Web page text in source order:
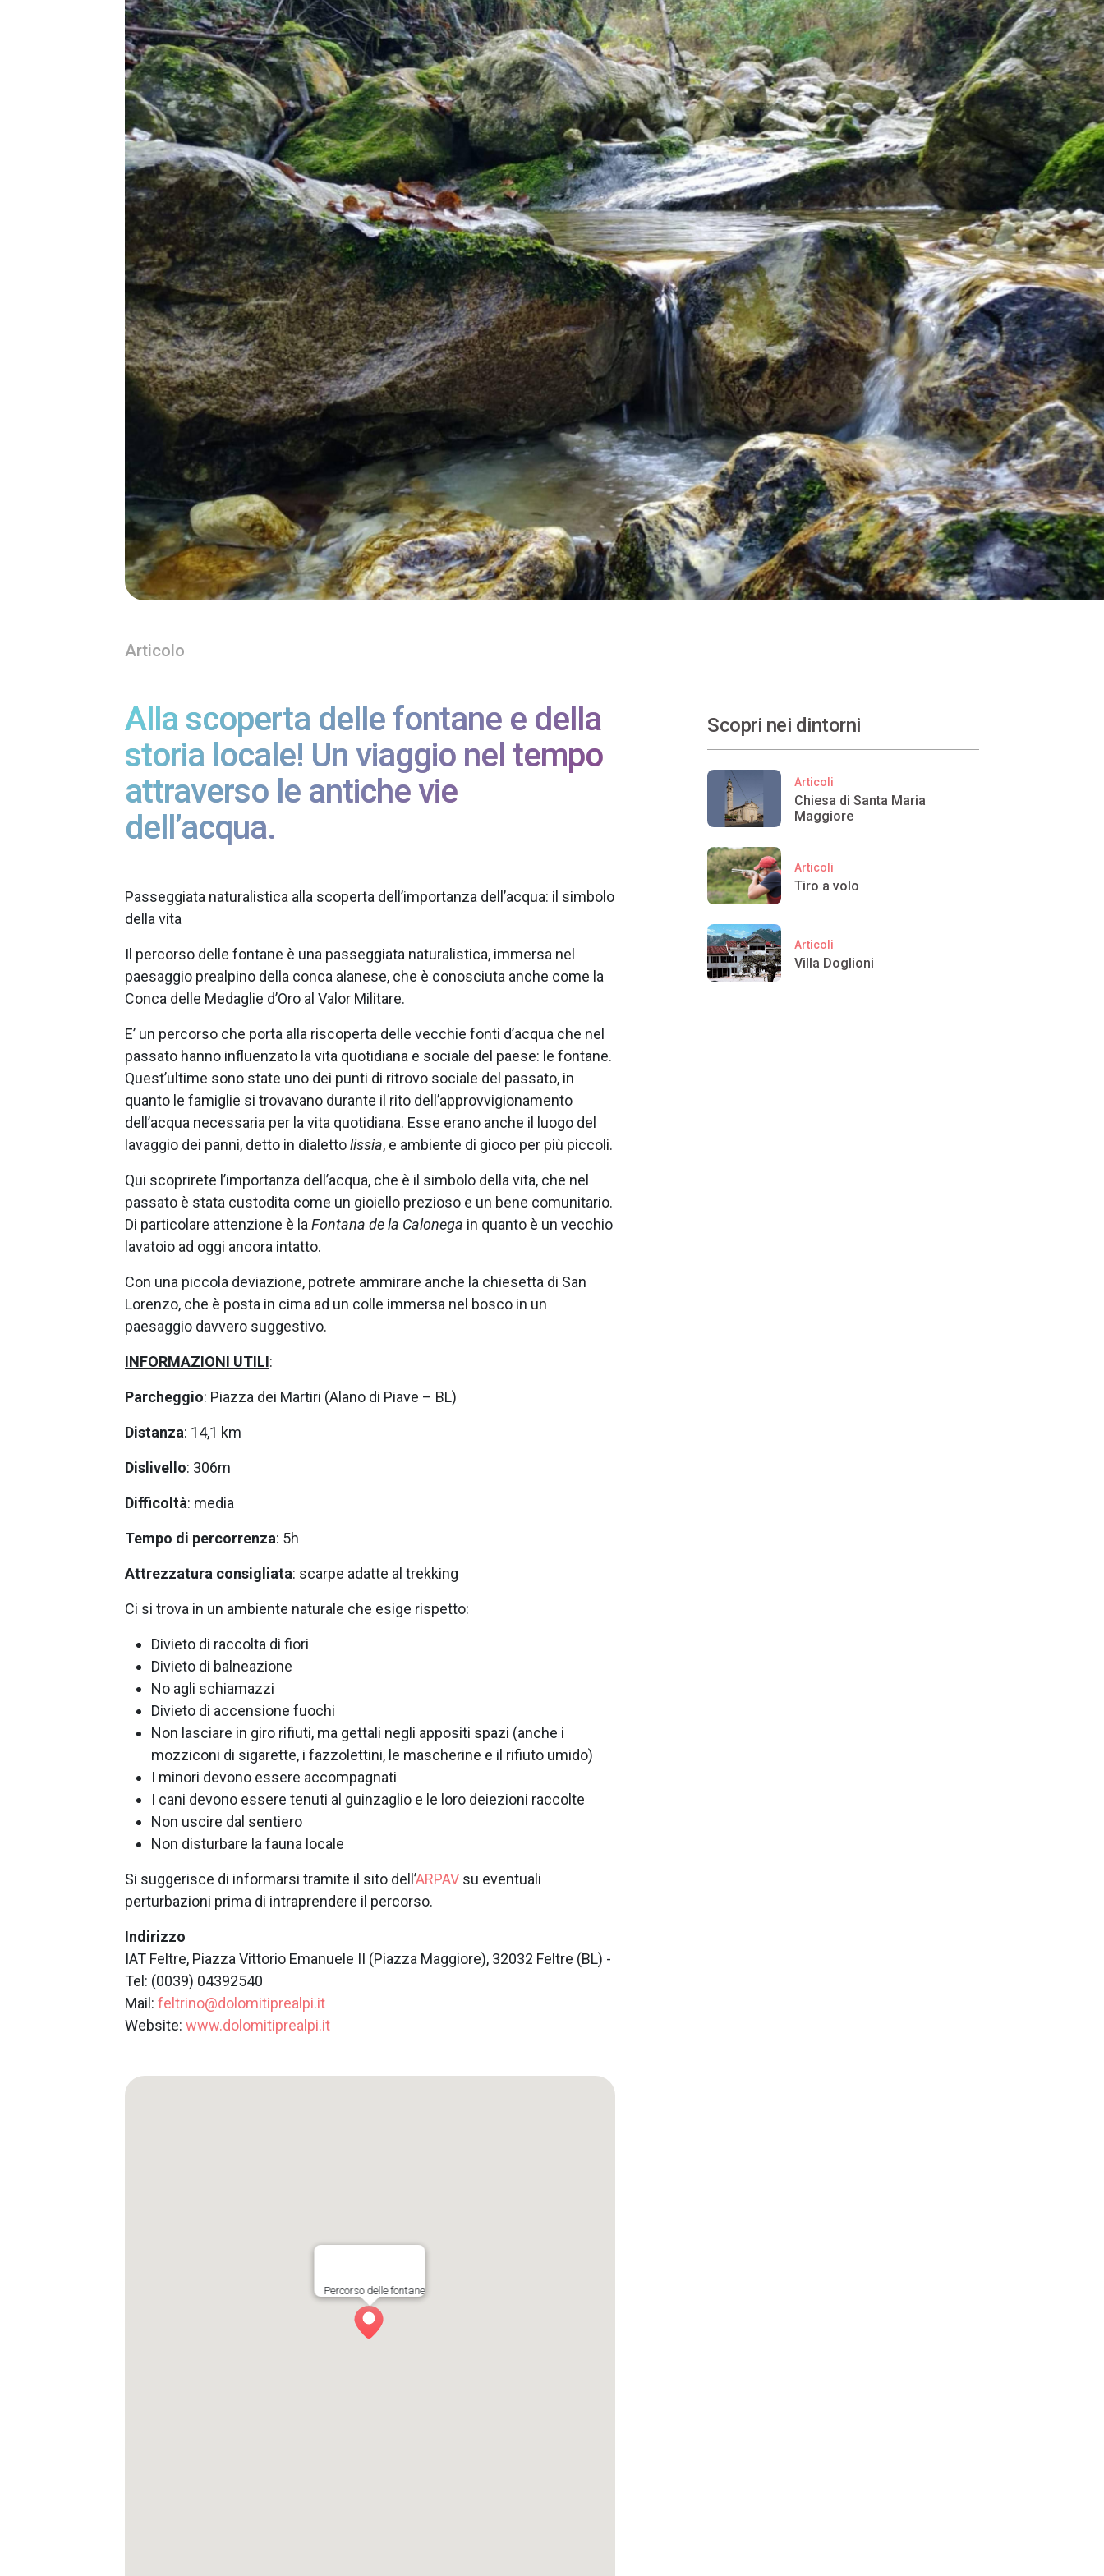
Articolo
Alla scoperta delle fontane e della
storia locale! Un viaggio nel tempo
attraverso le antiche vie
dell’acqua.
Passeggiata naturalistica alla scoperta dell’importanza dell’acqua: il simbolo
della vita
Il percorso delle fontane è una passeggiata naturalistica, immersa nel
paesaggio prealpino della conca alanese, che è conosciuta anche come la
Conca delle Medaglie d’Oro al Valor Militare.
E’ un percorso che porta alla riscoperta delle vecchie fonti d’acqua che nel
passato hanno influenzato la vita quotidiana e sociale del paese: le fontane.
Quest’ultime sono state uno dei punti di ritrovo sociale del passato, in
quanto le famiglie si trovavano durante il rito dell’approvvigionamento
dell’acqua necessaria per la vita quotidiana. Esse erano anche il luogo del
lavaggio dei panni, detto in dialettolissia, e ambiente di gioco per più piccoli.
Qui scoprirete l’importanza dell’acqua, che è il simbolo della vita, che nel
passato è stata custodita come un gioiello prezioso e un bene comunitario.
Di particolare attenzione è la Fontana de la Calonega in quanto è un vecchio
lavatoio ad oggi ancora intatto.
Con una piccola deviazione, potrete ammirare anche la chiesetta di San
Lorenzo, che è posta in cima ad un colle immersa nel bosco in un
paesaggio davvero suggestivo.
INFORMAZIONI UTILI:
Parcheggio: Piazza dei Martiri (Alano di Piave – BL)
Distanza: 14,1 km
Dislivello: 306m
Difficoltà: media
Tempo di percorrenza: 5h
Attrezzatura consigliata: scarpe adatte al trekking
Ci si trova in un ambiente naturale che esige rispetto:
Divieto di raccolta di fiori
Divieto di balneazione
No agli schiamazzi
Divieto di accensione fuochi
Non lasciare in giro rifiuti, ma gettali negli appositi spazi (anche i
mozziconi di sigarette, i fazzolettini, le mascherine e il rifiuto umido)
I minori devono essere accompagnati
I cani devono essere tenuti al guinzaglio e le loro deiezioni raccolte
Non uscire dal sentiero
Non disturbare la fauna locale
Si suggerisce di informarsi tramite il sito dell’ARPAV su eventuali
perturbazioni prima di intraprendere il percorso.
Indirizzo
IAT Feltre, Piazza Vittorio Emanuele II (Piazza Maggiore), 32032 Feltre (BL) -
Tel: (0039) 04392540
Mail: feltrino@dolomitiprealpi.it
Website: www.dolomitiprealpi.it
Percorso delle fontane
Scopri nei dintorni
Articoli
Chiesa di Santa Maria
Maggiore
Articoli
Tiro a volo
Articoli
Villa Doglioni